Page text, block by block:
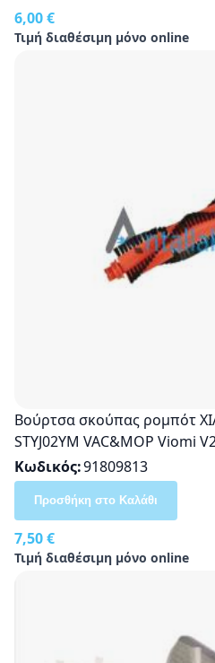
6,00 €
Τιμή διαθέσιμη μόνο online
Βούρτσα σκούπας ρομπότ
STYJ02YM VAC&MOP Viomi
Κωδικός 91809813
7,50 €
Τιμή διαθέσιμη μόνο online
Προσθήκη στο Καλάθι